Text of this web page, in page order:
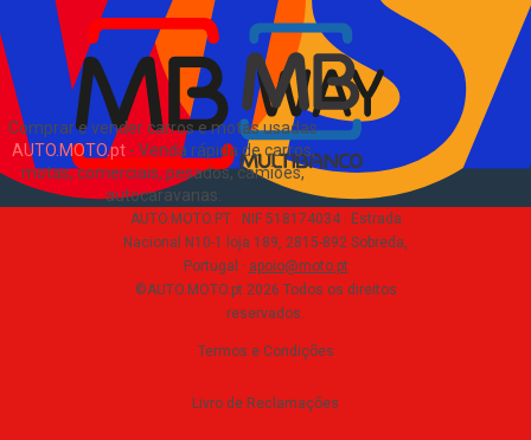
Comprar e vender carros e motas usadas
AUTO.MOTO.pt- Venda rápida de carros,
motas, comerciais, pesados, camiões,
autocaravanas
AUTO.MOTO.PT · NIF 518174034 · Estrada
Nacional N10-1 loja 189, 2815-892 Sobreda,
Portugal · apoio@moto.pt
©AUTO.MOTO.pt 2026 Todos os direitos
reservados.
Termos e Condições
Livro de Reclamações